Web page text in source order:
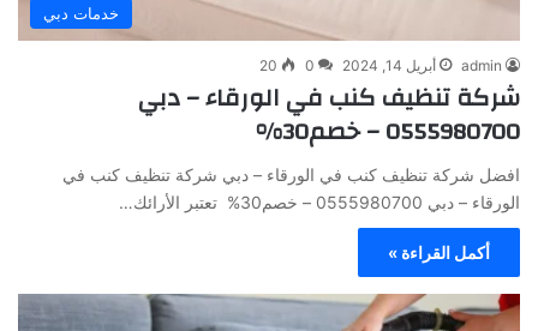
خدمات دبي
admin أبريل 14, 2024 0
20
شركة تنظيف كنب في الورقاء – دبي
0555980700 – خصم30%
افضل شركة تنظيف كنب في الورقاء – دبي شركة تنظيف كنب في
الورقاء – دبي 0555980700 – خصم30% تعتبر الأرائك…
أكمل القراءة »